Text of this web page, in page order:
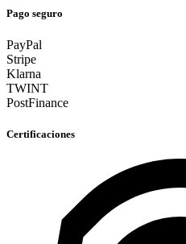
Pago seguro
PayPal
Stripe
Klarna
TWINT
PostFinance
Certificaciones